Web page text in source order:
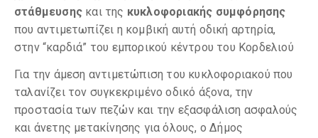
στάθμευσης και της κυκλοφοριακής συμφόρησης
που αντιμετωπίζει η κομβική αυτή οδική αρτηρία,
στην “καρδιά” του εμπορικού κέντρου του Κορδελιού
Για την άμεση αντιμετώπιση του κυκλοφοριακού που
ταλανίζει τον συγκεκριμένο οδικό άξονα, την
προστασία των πεζών και την εξασφάλιση ασφαλούς
και άνετης μετακίνησης για όλους, ο Δήμος